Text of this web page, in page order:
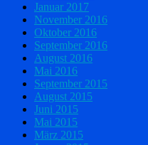
Januar 2017
November 2016
Oktober 2016
September 2016
August 2016
Mai 2016
September 2015
August 2015
Juni 2015
Mai 2015
März 2015